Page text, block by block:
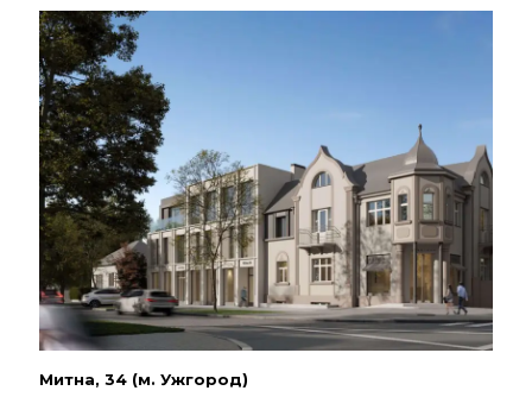
Митна, 34 (м. Ужгород)